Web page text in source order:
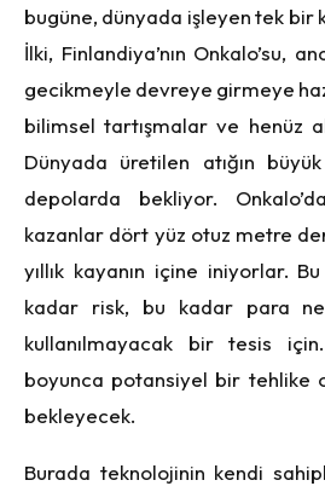
bugüne, dünyada işleyen tek bir
İlki, Finlandiya’nın Onkalo’su,
gecikmeyle devreye girmeye
bilimsel tartışmalar ve henüz
Dünyada üretilen atığın
depolarda bekliyor.
kazanlar dört yüz otuz metre
yıllık kayanın içine iniyorlar.
kadar risk, bu kadar para
kullanılmayacak bir tesis
boyunca potansiyel bir tehlike
bekleyecek.
Burada teknolojinin kendi